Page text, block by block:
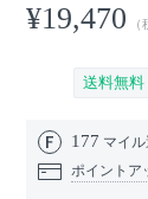
¥19,470 （
送料無料
177 マイ
ポイントア